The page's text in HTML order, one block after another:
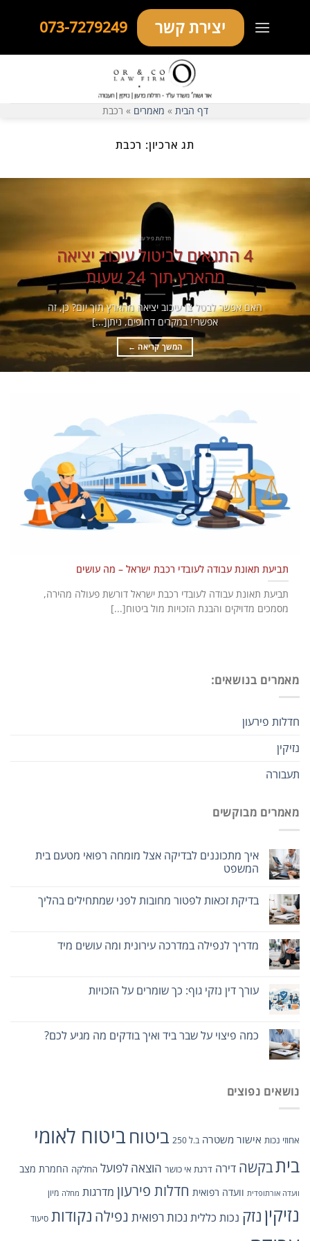
יצירת קשר 073-7279249
דף הבית » מאמרים » רכבת
תג ארכיון: רכבת
חדלות פירעון
4 התנאים לביטול עיכוב יציאה
מהארץ תוך 24 שעות
האם אפשר לבטל צו עיכוב יציאה מהארץ תוך יום? כן, זה
אפשרי! במקרים דחופים, ניתן[...]
המשך קריאה ←
מאמרים בנושאים:
חדלות פירעון
נזיקין
תעבורה
מאמרים מבוקשים
איך מתכוננים לבדיקה אצל מומחה רפואי מטעם בית
המשפט
בדיקת זכאות לפטור מחובות לפני שמתחילים בהליך
מדריך לנפילה במדרכה עירונית ומה עושים מיד
עורך דין נזקי גוף: כך שומרים על הזכויות
כמה פיצוי על שבר ביד ואיך בודקים מה מגיע לכם?
נושאים נפוצים
אחוזי נכות אישור משטרה ב.ל 250 ביטוחביטוח לאומי
ביתבקשה דירה דרגת אי כושר הוצאה לפועל החלקה החמרת מצב
וועדה אורתופדית וועדה רפואית חדלות פירעון מדרגות מחלה מיון
נזיקיןנזק נכות כללית נכות רפואית נפילה נקודות סיעוד
תביעת תאונת עבודה לעובדי רכבת ישראל – מה עושים
תביעת תאונת עבודה לעובדי רכבת ישראל דורשת פעולה מהירה,
מסמכים מדויקים והבנת הזכויות מול ביטוח[...]